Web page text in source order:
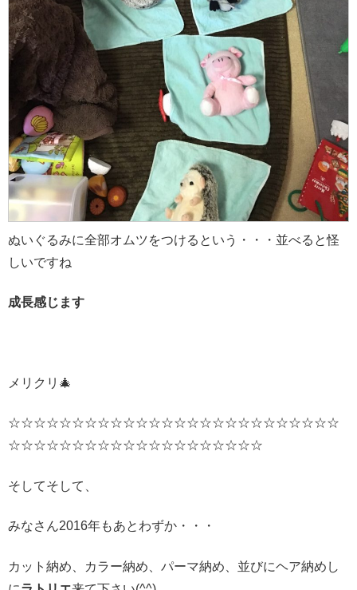
ぬいぐるみに全部オムツをつけるという・・・並べると怪
しいですね
成長感じます
メリクリ🎄
☆☆☆☆☆☆☆☆☆☆☆☆☆☆☆☆☆☆☆☆☆☆☆☆☆☆
☆☆☆☆☆☆☆☆☆☆☆☆☆☆☆☆☆☆☆☆
そしてそして、
みなさん2016年もあとわずか・・・
カット納め、カラー納め、パーマ納め、並びにヘア納めし